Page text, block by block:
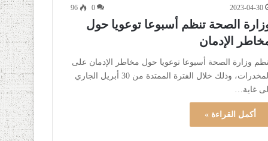
2023-04-30
0
96
الصحة تنظم أسبوعا توعويا حول
الإدمان
وزارة الصحة أسبوعا توعويا حول مخاطر الإدمان على
المخدرات، وذلك خلال الفترة الممتدة من 30 أبريل الجاري
إلى غاية…
أكمل القراءة »